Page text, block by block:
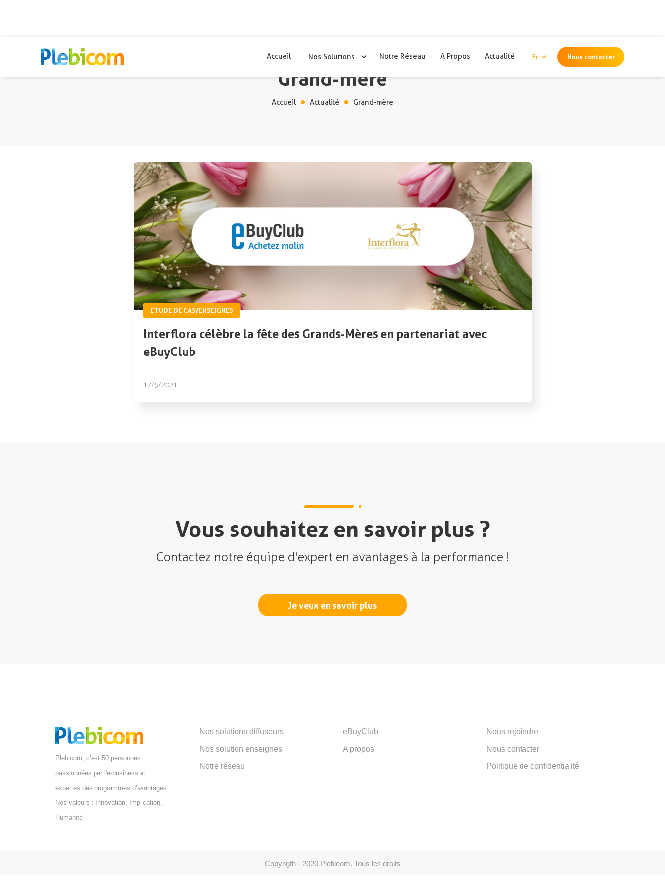
Accueil Nos Solutions Notre Réseau A Propos Actualité Fr Nous contacter
Grand-mère
Accueil Actualité Grand-mère
Interflora célèbre la fête des Grands-Mères en partenariat avec
eBuyClub
17/5/2021
ETUDE DE CAS/ENSEIGNES
Vous souhaitez en savoir plus ?
Contactez notre équipe d'expert en avantages à la performance !
Je veux en savoir plus
Plebicom, c’est 50 personnes
passionnées par l'e-business et
expertes des programmes d’avantages.
Nos valeurs : Innovation, Implication,
Humanité
Nos solutions diffuseurs
Nos solution enseignes
Notre réseau
eBuyClub
A propos
Nous rejoindre
Nous contacter
Politique de confidentialité
Copyrigth - 2020 Plebicom. Tous les droits